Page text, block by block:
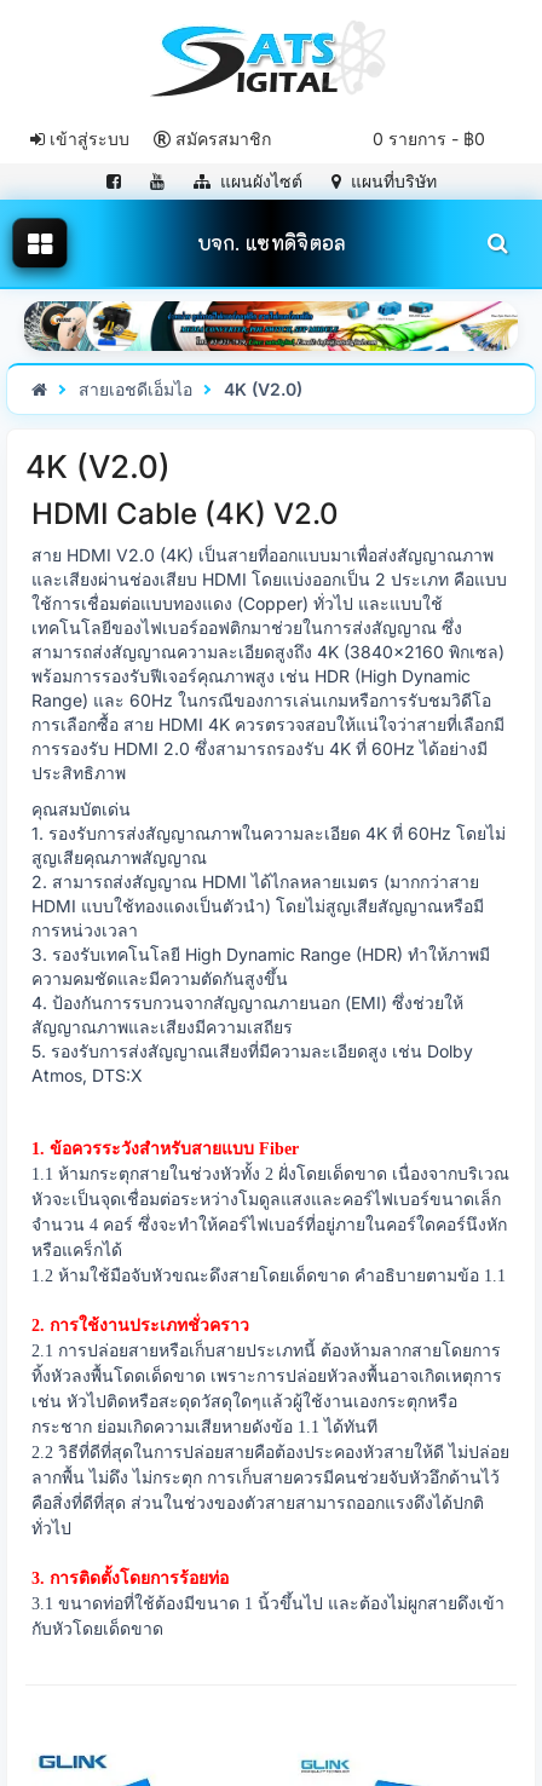
0 รายการ - ฿0
เข้าสู่ระบบ สมัครสมาชิก
แผนผังไซต์ แผนที่บริษัท
บจก. แซทดิจิตอล
สายเอชดีเอ็มไอ 4K (V2.0)
4K (V2.0)
HDMI Cable (4K) V2.0
สาย HDMI V2.0 (4K) เป็นสายที่ออกแบบมาเพื่อส่งสัญญาณภาพ
และเสียงผ่านช่องเสียบ HDMI โดยแบ่งออกเป็น 2 ประเภท คือแบบ
ใช้การเชื่อมต่อแบบทองแดง (Copper) ทั่วไป และแบบใช้
เทคโนโลยีของไฟเบอร์ออฟติกมาช่วยในการส่งสัญญาณ ซึ่ง
สามารถส่งสัญญาณความละเอียดสูงถึง 4K (3840x2160 พิกเซล)
พร้อมการรองรับฟีเจอร์คุณภาพสูง เช่น HDR (High Dynamic
Range) และ 60Hz ในกรณีของการเล่นเกมหรือการรับชมวิดีโอ
การเลือกซื้อ สาย HDMI 4K ควรตรวจสอบให้แน่ใจว่าสายที่เลือกมี
การรองรับ HDMI 2.0 ซึ่งสามารถรองรับ 4K ที่ 60Hz ได้อย่างมี
ประสิทธิภาพ
คุณสมบัตเด่น
1. รองรับการส่งสัญญาณภาพในความละเอียด 4K ที่ 60Hz โดยไม่
สูญเสียคุณภาพสัญญาณ
2. สามารถส่งสัญญาณ HDMI ได้ไกลหลายเมตร (มากกว่าสาย
HDMI แบบใช้ทองแดงเป็นตัวนำ) โดยไม่สูญเสียสัญญาณหรือมี
การหน่วงเวลา
3. รองรับเทคโนโลยี High Dynamic Range (HDR) ทำให้ภาพมี
ความคมชัดและมีความตัดกันสูงขึ้น
4. ป้องกันการรบกวนจากสัญญาณภายนอก (EMI) ซึ่งช่วยให้
สัญญาณภาพและเสียงมีความเสถียร
5. รองรับการส่งสัญญาณเสียงที่มีความละเอียดสูง เช่น Dolby
Atmos, DTS:X
1. ข้อควรระวังสำหรับสายแบบ Fiber
1.1 ห้ามกระตุกสายในช่วงหัวทั้ง 2 ฝั่งโดยเด็ดขาด เนื่องจากบริเวณ
หัวจะเป็นจุดเชื่อมต่อระหว่างโมดูลแสงและคอร์ไฟเบอร์ขนาดเล็ก
จำนวน 4 คอร์ ซึ่งจะทำให้คอร์ไฟเบอร์ที่อยู่ภายในคอร์ใดคอร์นึงหัก
หรือแคร็กได้
1.2 ห้ามใช้มือจับหัวขณะดึงสายโดยเด็ดขาด คำอธิบายตามข้อ 1.1
2. การใช้งานประเภทชั่วคราว
2.1 การปล่อยสายหรือเก็บสายประเภทนี้ ต้องห้ามลากสายโดยการ
ทิ้งหัวลงพื้นโดดเด็ดขาด เพราะการปล่อยหัวลงพื้นอาจเกิดเหตุการ
เช่น หัวไปติดหรือสะดุดวัสดุใดๆแล้วผู้ใช้งานเองกระตุกหรือ
กระชาก ย่อมเกิดความเสียหายดังข้อ 1.1 ได้ทันที
2.2 วิธีที่ดีที่สุดในการปล่อยสายคือต้องประคองหัวสายให้ดี ไม่ปล่อย
ลากพื้น ไม่ดึง ไม่กระตุก การเก็บสายควรมีคนช่วยจับหัวอึกด้านไว้
คือสิ่งที่ดีที่สุด ส่วนในช่วงของตัวสายสามารถออกแรงดึงได้ปกติ
ทั่วไป
3. การติดตั้งโดยการร้อยท่อ
3.1 ขนาดท่อที่ใช้ต้องมีขนาด 1 นิ้วขึ้นไป และต้องไม่ผูกสายดึงเข้า
กับหัวโดยเด็ดขาด